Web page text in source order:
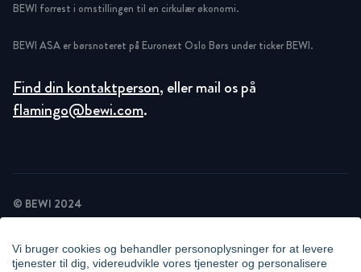
Vi bruger cookies og behandler personoplysninger for at levere
tjenester til dig, videreudvikle vores tjenester og personalisere
BEWI forrest i omstillingen til en cirkulær økonomi.
BEWI ASA er børsnoteret på Euronext Oslo Børs under ticker BEWI.
Find din kontaktperson, eller mail os på
flamingo@bewi.com.
© BEWI 2024
COOKIE STATEMENT
NEWSLETTER PRIVACY POLICY